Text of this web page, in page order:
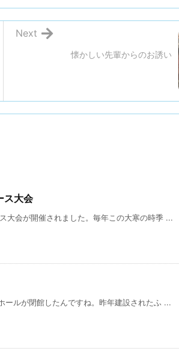
懐かしい先輩からのお誘い
Next
ス大会
大会が開催されました。毎年この大寒の時季 ...
ルが閉館したんですね。昨年建設されたふ ...